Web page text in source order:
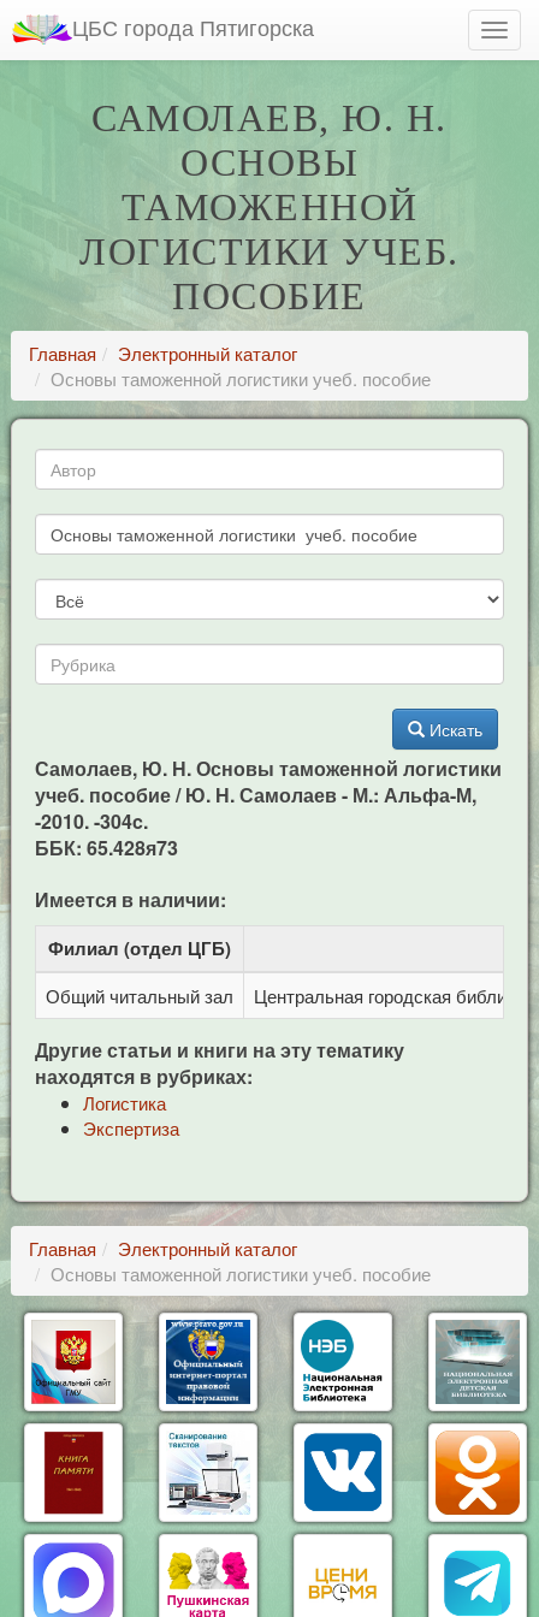
ЦБС города Пятигорска
САМОЛАЕВ, Ю. Н.
ОСНОВЫ
ТАМОЖЕННОЙ
ЛОГИСТИКИ УЧЕБ.
ПОСОБИЕ
Главная
Электронный каталог
Основы таможенной логистики учеб. пособие
Искать
Самолаев, Ю. Н. Основы таможенной логистики
учеб. пособие / Ю. Н. Самолаев - М.: Альфа-М,
-2010. -304c.
ББК: 65.428я73
Имеется в наличии:
Филиал (отдел ЦГБ)
Общий читальный зал Центральная городская
Другие статьи и книги на эту тематику
находятся в рубриках:
Логистика
Экспертиза
Главная
Электронный каталог
Основы таможенной логистики учеб. пособие